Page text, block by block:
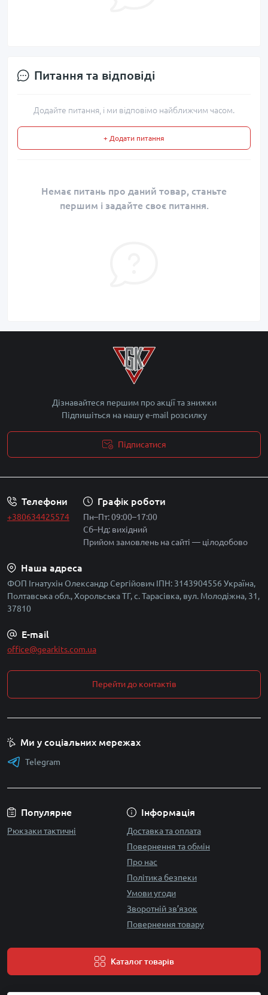
Питання та відповіді
Додайте питання, і ми відповімо найближчим часом.
+ Додати питання
Немає питань про даний товар, станьте
першим і задайте своє питання.
Дізнавайтеся першим про акції та знижки
Підпишіться на нашу e-mail розсилку
Підписатися
Телефони
+380634425574
Графік роботи
Пн–Пт: 09:00–17:00
Сб–Нд: вихідний
Прийом замовлень на сайті — цілодобово
Наша адреса
ФОП Ігнатухін Олександр Сергійович ІПН: 3143904556 Україна,
Полтавська обл., Хорольська ТГ, с. Тарасівка, вул. Молодіжна, 31,
37810
E-mail
office@gearkits.com.ua
Перейти до контактів
Популярне
Рюкзаки тактичні
Інформація
Доставка та оплата
Повернення та обмін
Про нас
Політика безпеки
Умови угоди
Зворотній зв’язок
Повернення товару
Каталог товарів
Ми у соціальних мережах
Telegram